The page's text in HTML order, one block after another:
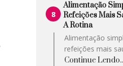
Alimentação
Refeições Mais
A Rotina
Alimentação
refeições mais
Continue